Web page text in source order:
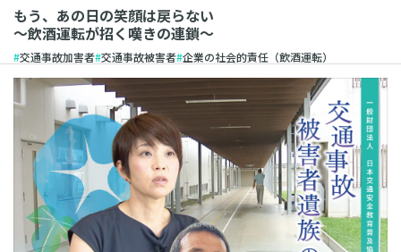
もう、あの日の笑顔は戻らない
～飲酒運転が招く嘆きの連鎖～
交通事故加害者 交通事故被害者 企業の社会的責任（飲酒運転）